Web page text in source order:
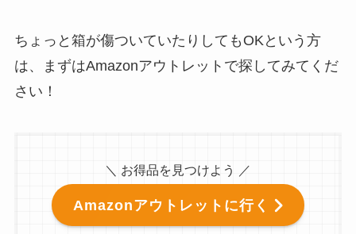
ちょっと箱が傷ついていたりしてもOKという方
は、まずはAmazonアウトレットで探してみてくだ
さい！
＼ お得品を見つけよう ／
Amazonアウトレットに行く